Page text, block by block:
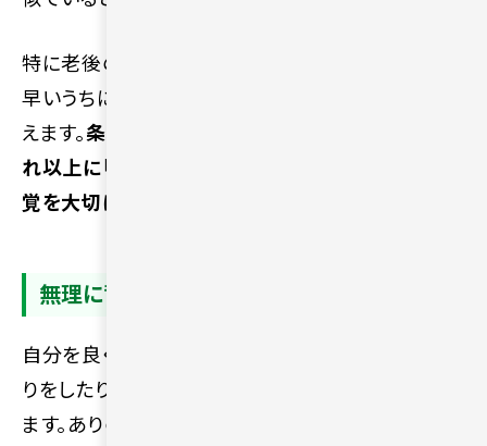
特に老後の過ごし方や将来のビジョンについては、
早いうちに相性を確認しておくことが望ましいとい
えます。条件面で妥協する必要はありませんが、そ
れ以上に「一緒にいて自然に過ごせるか」という感
覚を大切にしましょう。
無理に背伸びせず自然体で接する
自分を良く見せようと背伸びをしたり、無理に若作
りをしたりすると、結果として自分が疲れてしまい
ます。ありのままの自分で接することで、お互いにリ